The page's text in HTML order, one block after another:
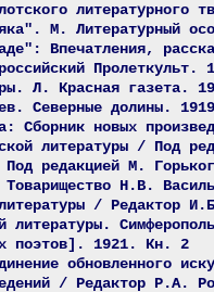
литературного
М. Литературный
Впечатления,
Пролеткульт.
Л. Красная газета.
Северные долины. 1919
Сборник новых
литературы / Под
Под редакцией М.
Н.В.
литературы / Редактор
литературы.
поэтов]. 1921. Кн. 2
обновленного
/ Редактор Р.А.